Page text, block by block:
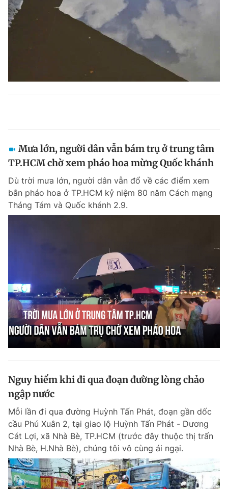
Mưa lớn, người dân vẫn bám trụ ở trung tâm
TP.HCM chờ xem pháo hoa mừng Quốc khánh
Dù trời mưa lớn, người dân vẫn đổ về các điểm xem
bắn pháo hoa ở TP.HCM kỷ niệm 80 năm Cách mạng
Tháng Tám và Quốc khánh 2.9.
Nguy hiểm khi đi qua đoạn đường lòng chảo
ngập nước
Mỗi lần đi qua đường Huỳnh Tấn Phát, đoạn gần dốc
cầu Phú Xuân 2, tại giao lộ Huỳnh Tấn Phát - Dương
Cát Lợi, xã Nhà Bè, TP.HCM (trước đây thuộc thị trấn
Nhà Bè, H.Nhà Bè), chúng tôi vô cùng ái ngại.